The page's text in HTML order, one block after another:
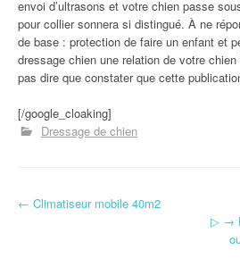
envoi d’ultrasons et votre chien passe
pour collier sonnera si distingué. À ne
de base : protection de faire un enfant et
dressage chien une relation de votre
pas dire que constater que cette
[/google_cloaking]
Dressage de chien
Navigation d'article
← Climatiseur mobile 40m2
▷ →